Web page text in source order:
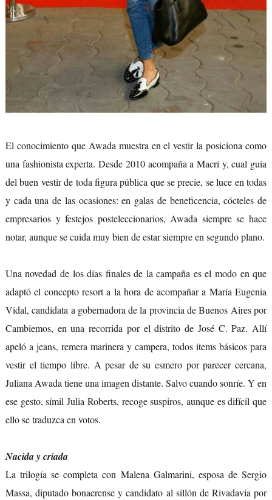
El conocimiento que Awada muestra en el vestir la posiciona como
una fashionista experta. Desde 2010 acompaña a Macri y, cual guía
del buen vestir de toda figura pública que se precie, se luce en todas
y cada una de las ocasiones: en galas de beneficencia, cócteles de
empresarios y festejos posteleccionarios, Awada siempre se hace
notar, aunque se cuida muy bien de estar siempre en segundo plano.
Una novedad de los días finales de la campaña es el modo en que
adaptó el concepto resort a la hora de acompañar a María Eugenia
Vidal, candidata a gobernadora de la provincia de Buenos Aires por
Cambiemos, en una recorrida por el distrito de José C. Paz. Allí
apeló a jeans, remera marinera y campera, todos ítems básicos para
vestir el tiempo libre. A pesar de su esmero por parecer cercana,
Juliana Awada tiene una imagen distante. Salvo cuando sonríe. Y en
ese gesto, símil Julia Roberts, recoge suspiros, aunque es difícil que
ello se traduzca en votos.
Nacida y criada
La trilogía se completa con Malena Galmarini, esposa de Sergio
Massa, diputado bonaerense y candidato al sillón de Rivadavia por